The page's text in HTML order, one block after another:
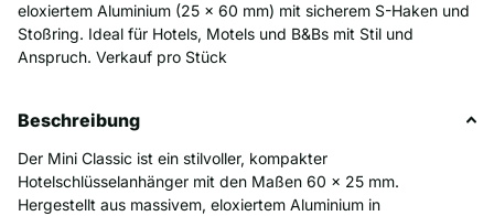
eloxiertem Aluminium (25 x 60 mm) mit sicherem S-Haken und
Stoßring. Ideal für Hotels, Motels und B&Bs mit Stil und
Anspruch. Verkauf pro Stück
Beschreibung
Der Mini Classic ist ein stilvoller, kompakter
Hotelschlüsselanhänger mit den Maßen 60 x 25 mm.
Hergestellt aus massivem, eloxiertem Aluminium in